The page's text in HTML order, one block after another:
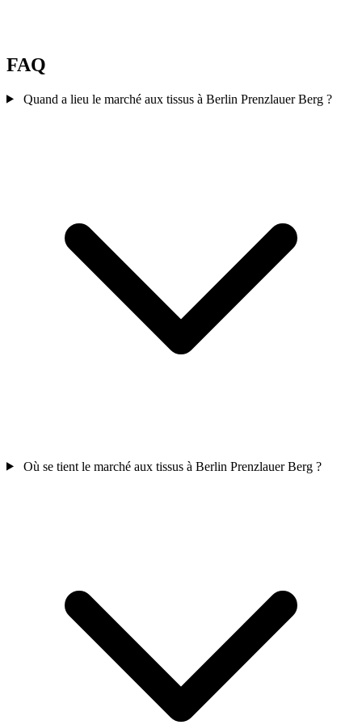
FAQ
Quand a lieu le marché aux tissus à Berlin Prenzlauer Berg ?
Où se tient le marché aux tissus à Berlin Prenzlauer Berg ?